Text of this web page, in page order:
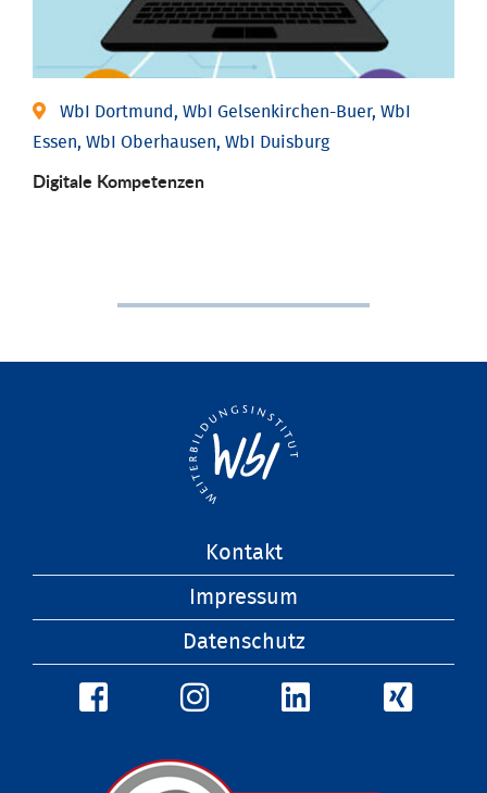
WbI Dortmund, WbI Gelsenkirchen-Buer, WbI
Essen, WbI Oberhausen, WbI Duisburg
Digitale Kompetenzen
Kontakt
Impressum
Datenschutz